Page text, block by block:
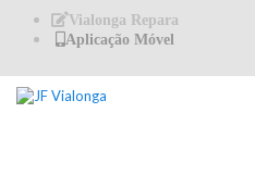
Vialonga Repara
Aplicação Móvel